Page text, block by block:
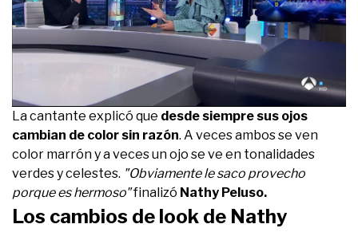
0
seconds
of
3
minutes,
23
seconds
La cantante explicó que desde siempre sus ojos
cambian de color sin razón. A veces ambos se ven
color marrón y a veces un ojo se ve en tonalidades
verdes y celestes. "Obviamente le saco provecho
porque es hermoso"finalizó Nathy Peluso.
Los cambios de look de Nathy